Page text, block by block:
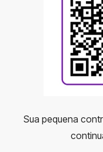
Sua pequena